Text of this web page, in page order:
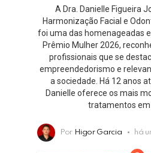
A Dra. Danielle Figueira
Harmonização Facial e
foi uma das homenageadas
Prêmio Mulher 2026,
profissionais que se
empreendedorismo e
a sociedade. Há 12 anos
Danielle oferece os mais
tratamentos em
Por Higor Garcia há